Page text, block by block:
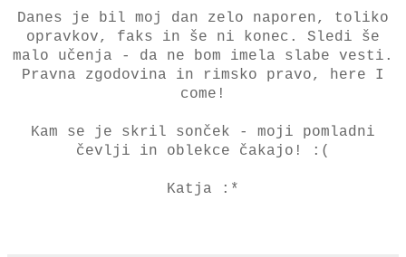
Danes je bil moj dan zelo naporen, toliko
opravkov, faks in še ni konec. Sledi še
malo učenja - da ne bom imela slabe vesti.
Pravna zgodovina in rimsko pravo, here I
come!
Kam se je skril sonček - moji pomladni
čevlji in oblekce čakajo! :(
Katja :*